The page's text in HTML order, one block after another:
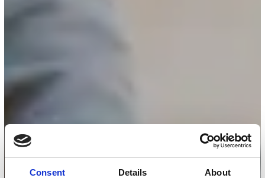
Consent Details About